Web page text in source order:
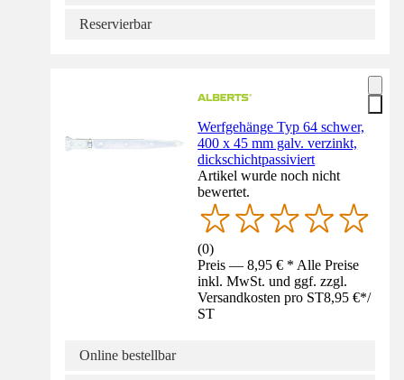
Reservierbar
Werfgehänge Typ 64 schwer,
400 x 45 mm galv. verzinkt,
dickschichtpassiviert
Artikel wurde noch nicht
bewertet.
(0)
Preis — 8,95 € * Alle Preise
inkl. MwSt. und ggf. zzgl.
Versandkosten pro ST8,95 €*/
ST
Online bestellbar